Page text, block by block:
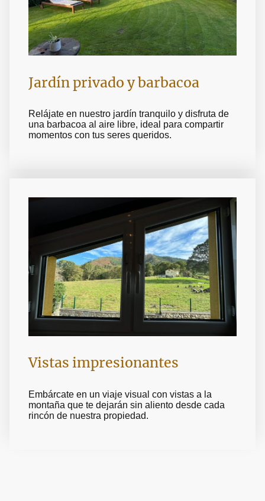
Jardín privado y barbacoa
Relájate en nuestro jardín tranquilo y disfruta de
una barbacoa al aire libre, ideal para compartir
momentos con tus seres queridos.
Vistas impresionantes
Embárcate en un viaje visual con vistas a la
montaña que te dejarán sin aliento desde cada
rincón de nuestra propiedad.